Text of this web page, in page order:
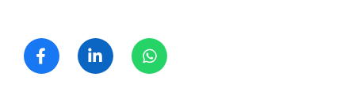
Jaa FacebookJaa LinkedIn